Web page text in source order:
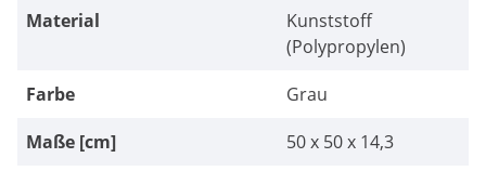
Material
Kunststoff
(Polypropylen)
Farbe
Grau
Maße [cm]
50 x 50 x 14,3